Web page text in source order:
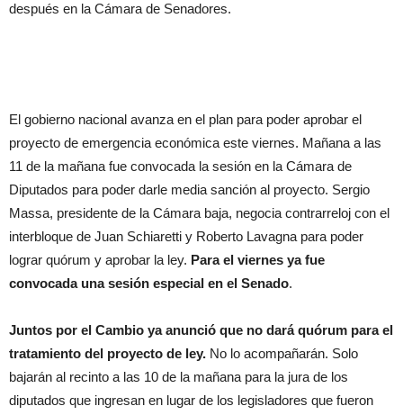
después en la Cámara de Senadores.
El gobierno nacional avanza en el plan para poder aprobar el
proyecto de emergencia económica este viernes. Mañana a las
11 de la mañana fue convocada la sesión en la Cámara de
Diputados para poder darle media sanción al proyecto. Sergio
Massa, presidente de la Cámara baja, negocia contrarreloj con el
interbloque de Juan Schiaretti y Roberto Lavagna para poder
lograr quórum y aprobar la ley. Para el viernes ya fue
convocada una sesión especial en el Senado.
Juntos por el Cambio ya anunció que no dará quórum para el
tratamiento del proyecto de ley. No lo acompañarán. Solo
bajarán al recinto a las 10 de la mañana para la jura de los
diputados que ingresan en lugar de los legisladores que fueron